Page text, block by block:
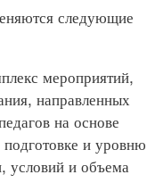
следующие
мероприятий,
направленных
на основе
и уровню
условий и объема